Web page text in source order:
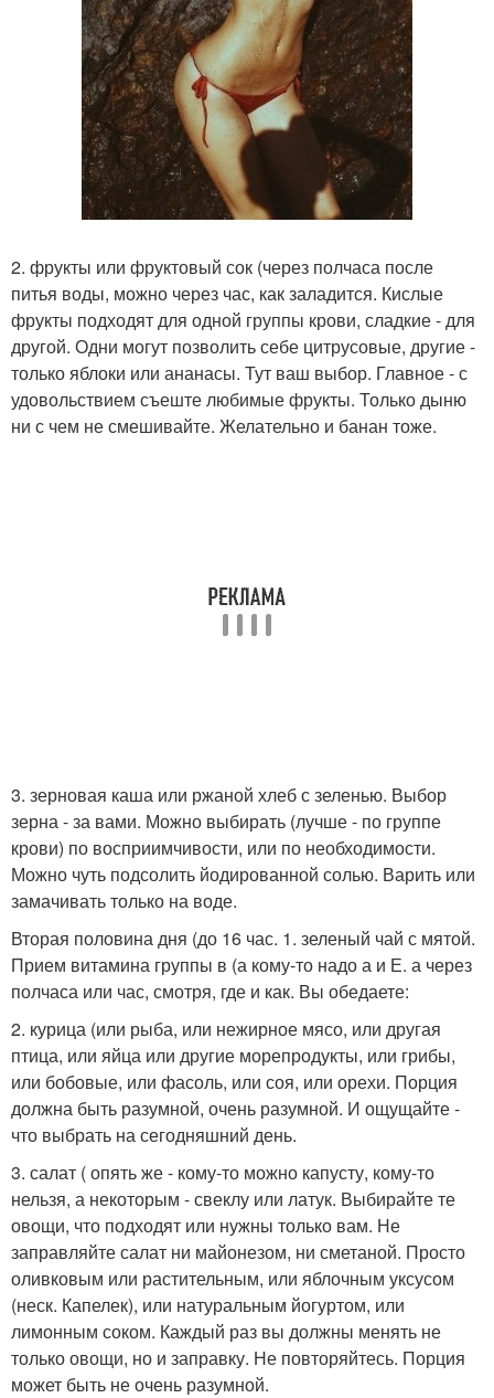
2. фрукты или фруктовый сок (через полчаса после
питья воды, можно через час, как заладится. Кислые
фрукты подходят для одной группы крови, сладкие - для
другой. Одни могут позволить себе цитрусовые, другие -
только яблоки или ананасы. Тут ваш выбор. Главное - с
удовольствием съеште любимые фрукты. Только дыню
ни с чем не смешивайте. Желательно и банан тоже.
3. зерновая каша или ржаной хлеб с зеленью. Выбор
зерна - за вами. Можно выбирать (лучше - по группе
крови) по восприимчивости, или по необходимости.
Можно чуть подсолить йодированной солью. Варить или
замачивать только на воде.
Вторая половина дня (до 16 час. 1. зеленый чай с мятой.
Прием витамина группы в (а кому-то надо а и Е. а через
полчаса или час, смотря, где и как. Вы обедаете:
2. курица (или рыба, или нежирное мясо, или другая
птица, или яйца или другие морепродукты, или грибы,
или бобовые, или фасоль, или соя, или орехи. Порция
должна быть разумной, очень разумной. И ощущайте -
что выбрать на сегодняшний день.
3. салат ( опять же - кому-то можно капусту, кому-то
нельзя, а некоторым - свеклу или латук. Выбирайте те
овощи, что подходят или нужны только вам. Не
заправляйте салат ни майонезом, ни сметаной. Просто
оливковым или растительным, или яблочным уксусом
(неск. Капелек), или натуральным йогуртом, или
лимонным соком. Каждый раз вы должны менять не
только овощи, но и заправку. Не повторяйтесь. Порция
может быть не очень разумной.